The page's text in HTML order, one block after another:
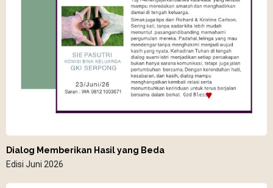
Dialog Memberikan Hasil yang Beda
Edisi Juni 2026